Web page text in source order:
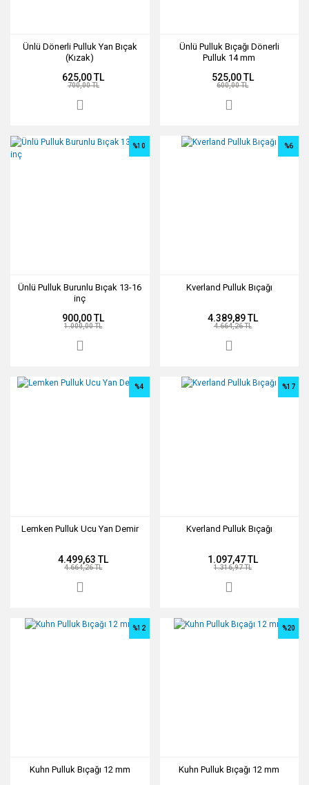
Ünlü Dönerli Pulluk Yan Bıçak
(Kızak)
625,00 TL
700,00 TL
Ünlü Pulluk Bıçağı Dönerli
Pulluk 14 mm
525,00 TL
600,00 TL
Ünlü Pulluk Burunlu Bıçak 13-16
inç
%10
900,00 TL
1.000,00 TL
Kverland Pulluk Bıçağı
%6
4.389,89 TL
4.664,26 TL
Lemken Pulluk Ucu Yan Demir
%4
4.499,63 TL
4.664,26 TL
Kverland Pulluk Bıçağı
%17
1.097,47 TL
1.316,97 TL
Kuhn Pulluk Bıçağı 12 mm
%12
Kuhn Pulluk Bıçağı 12 mm
%20